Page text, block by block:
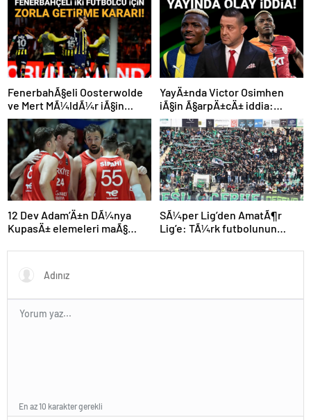
FenerbahÃ§eli Oosterwolde
ve Mert MÃ¼ldÃ¼r iÃ§in
olaylÄ± derbi davasÄ±nda
zorla getirme kararÄ±
YayÄ±nda Victor Osimhen
iÃ§in Ã§arpÄ±cÄ± iddia:
“Futbol tarihinin en
bÃ¼yÃ¼k Åoku olur!”
12 Dev Adam’Ä±n DÃ¼nya
KupasÄ± elemeleri maÃ§
SÃ¼per Lig’den AmatÃ¶r
Lig’e: TÃ¼rk futbolunun
gÃ¶rdÃ¼
En az 10 karakter gerekli